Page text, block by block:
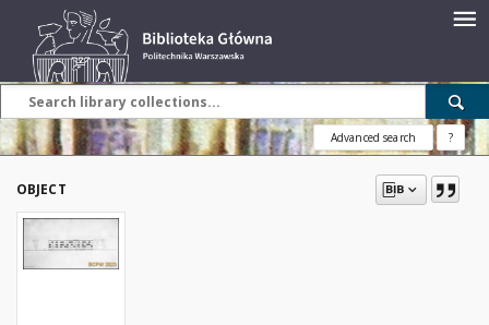
Advanced search ?
OBJECT